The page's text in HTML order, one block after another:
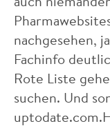
nachgesehen,
Fachinfo
Rote Liste
suchen. Und